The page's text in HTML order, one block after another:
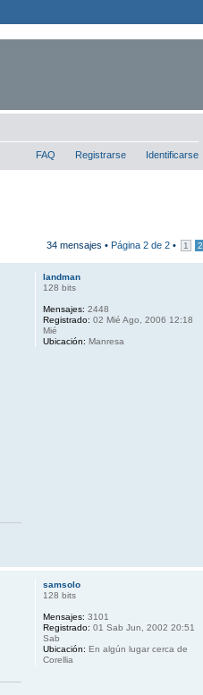
FAQ Registrarse Identificarse
34 mensajes • Página 2 de 2 • 1 2
landman
128 bits
Mensajes: 2448
Registrado: 02 Mié Ago, 2006 12:18
Mié
Ubicación: Manresa
samsolo
128 bits
Mensajes: 3101
Registrado: 01 Sab Jun, 2002 20:51
Sab
Ubicación: En algún lugar cerca de
Corellia